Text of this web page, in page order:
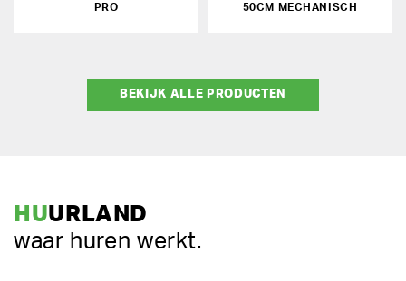
PRO
50CM MECHANISCH
BEKIJK ALLE PRODUCTEN
HUURLAND
waar huren werkt.